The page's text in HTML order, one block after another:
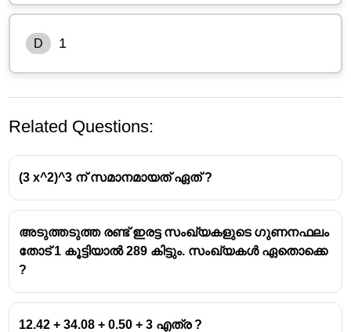
D 1
Related Questions:
(3 x^2)^3 ന് സമാനമായത് ഏത് ?
അടുത്തടുത്ത രണ്ട് ഇരട്ട സംഖ്യകളുടെ ഗുണനഫലം
തോട് 1 കൂട്ടിയാൽ 289 കിട്ടും. സംഖ്യകൾ ഏതൊക്കെ
?
12.42 + 34.08 + 0.50 + 3 എത്ര ?